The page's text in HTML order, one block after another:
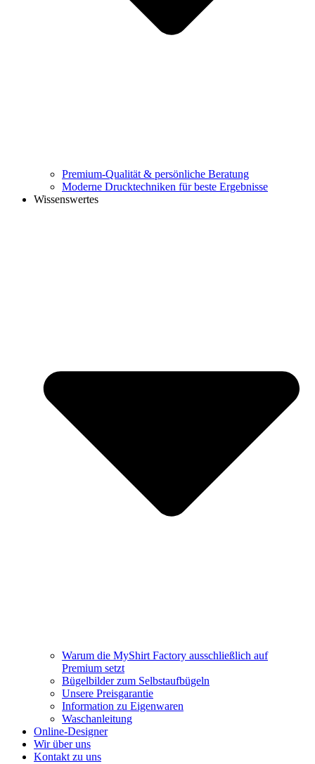
Premium-Qualität & persönliche Beratung
Moderne Drucktechniken für beste Ergebnisse
Wissenswertes
Warum die MyShirt Factory ausschließlich auf
Premium setzt
Bügelbilder zum Selbstaufbügeln
Unsere Preisgarantie
Information zu Eigenwaren
Waschanleitung
Online-Designer
Wir über uns
Kontakt zu uns